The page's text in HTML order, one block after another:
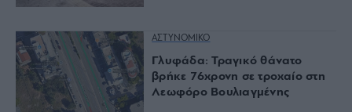
ΑΣΤΥΝΟΜΙΚΟ
Γλυφάδα: Τραγικό θάνατο
βρήκε 76χρονη σε τροχαίο στη
Λεωφόρο Βουλιαγμένης